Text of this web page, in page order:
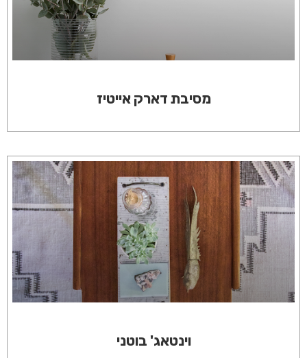
מסיבת דארק אייטיז
וינטאג' בוטני